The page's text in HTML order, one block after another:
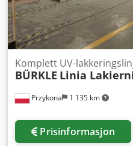
Przykona 1 135 km
Komplett UV-
BÜRKLE Linia
Prisinformasjon